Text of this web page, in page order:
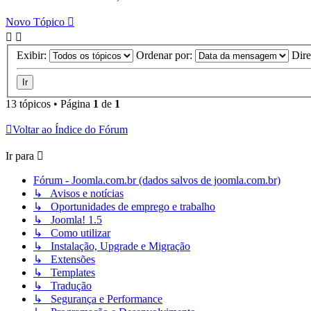
Novo Tópico
Exibir: Ordenar por:
13 tópicos • Página 1 de 1
Voltar ao Índice do Fórum
Ir para
Fórum - Joomla.com.br (dados salvos de joomla.com.br)
↳ Avisos e notícias
↳ Oportunidades de emprego e trabalho
↳ Joomla! 1.5
↳ Como utilizar
↳ Instalação, Upgrade e Migração
↳ Extensões
↳ Templates
↳ Tradução
↳ Segurança e Performance